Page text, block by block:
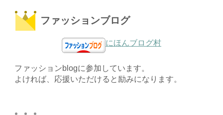
ファッションブログ
にほんブログ村
ファッションblogに参加しています。
よければ、応援いただけると励みになります。